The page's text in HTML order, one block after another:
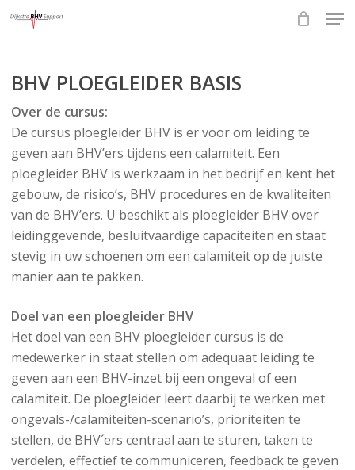
BHV PLOEGLEIDER BASIS
Over de cursus:
De cursus ploegleider BHV is er voor om leiding te
geven aan BHV’ers tijdens een calamiteit. Een
ploegleider BHV is werkzaam in het bedrijf en kent het
gebouw, de risico’s, BHV procedures en de kwaliteiten
van de BHV’ers. U beschikt als ploegleider BHV over
leidinggevende, besluitvaardige capaciteiten en staat
stevig in uw schoenen om een calamiteit op de juiste
manier aan te pakken.
Doel van een ploegleider BHV
Het doel van een BHV ploegleider cursus is de
medewerker in staat stellen om adequaat leiding te
geven aan een BHV-inzet bij een ongeval of een
calamiteit. De ploegleider leert daarbij te werken met
ongevals-/calamiteiten-scenario’s, prioriteiten te
stellen, de BHV´ers centraal aan te sturen, taken te
verdelen, effectief te communiceren, feedback te geven